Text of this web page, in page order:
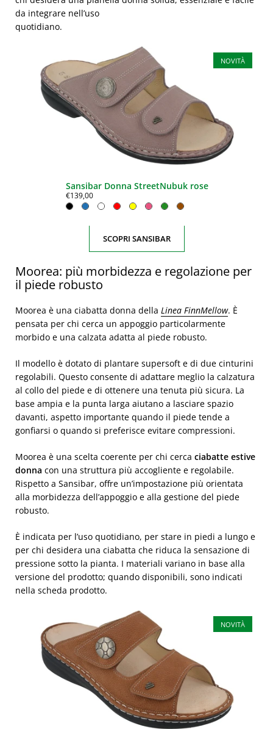
da integrare nell’uso
quotidiano.
Sansibar Donna StreetNubuk rose
€139,00
NOVITÀ
SCOPRI SANSIBAR
Moorea: più morbidezza e regolazione per
il piede robusto
Moorea è una ciabatta donna della Linea FinnMellow. È
pensata per chi cerca un appoggio particolarmente
morbido e una calzata adatta al piede robusto.
Il modello è dotato di plantare supersoft e di due cinturini
regolabili. Questo consente di adattare meglio la calzatura
al collo del piede e di ottenere una tenuta più sicura. La
base ampia e la punta larga aiutano a lasciare spazio
davanti, aspetto importante quando il piede tende a
gonfiarsi o quando si preferisce evitare compressioni.
Moorea è una scelta coerente per chi cerca ciabatte estive
donna con una struttura più accogliente e regolabile.
Rispetto a Sansibar, offre un’impostazione più orientata
alla morbidezza dell’appoggio e alla gestione del piede
robusto.
È indicata per l’uso quotidiano, per stare in piedi a lungo e
per chi desidera una ciabatta che riduca la sensazione di
pressione sotto la pianta. I materiali variano in base alla
versione del prodotto; quando disponibili, sono indicati
nella scheda prodotto.
NOVITÀ